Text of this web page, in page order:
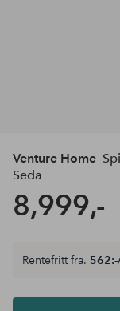
Venture Home
Seda
8,999,-
Legg i
Rentefritt fra.